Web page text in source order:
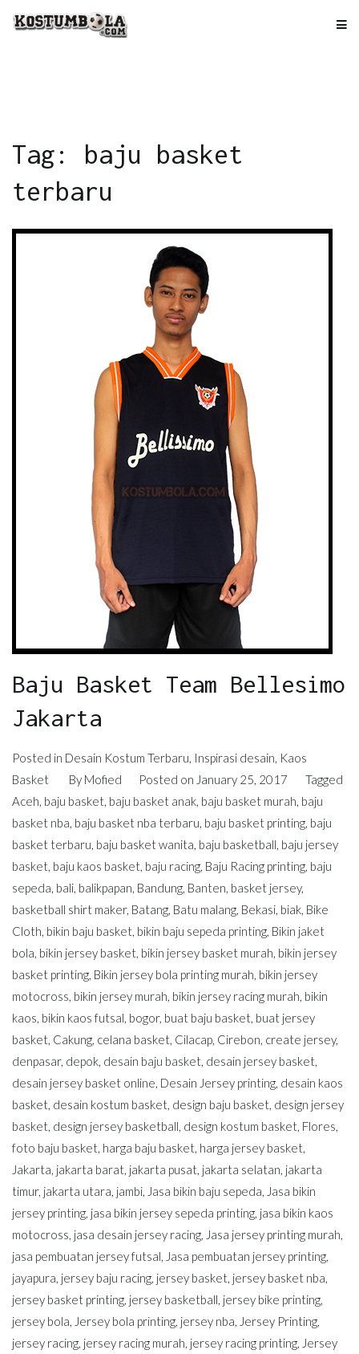
Tag: baju basket
terbaru
Baju Basket Team Bellesimo
Jakarta
Posted in Desain Kostum Terbaru, Inspirasi desain, Kaos
Basket
By Mofied Posted on January 25, 2017
Tagged
Aceh, baju basket, baju basket anak, baju basket murah, baju
basket nba, baju basket nba terbaru, baju basket printing, baju
basket terbaru, baju basket wanita, baju basketball, baju jersey
basket, baju kaos basket, baju racing, Baju Racing printing, baju
sepeda, bali, balikpapan, Bandung, Banten, basket jersey,
basketball shirt maker, Batang, Batu malang, Bekasi, biak, Bike
Cloth, bikin baju basket, bikin baju sepeda printing, Bikin jaket
bola, bikin jersey basket, bikin jersey basket murah, bikin jersey
basket printing, Bikin jersey bola printing murah, bikin jersey
motocross, bikin jersey murah, bikin jersey racing murah, bikin
kaos, bikin kaos futsal, bogor, buat baju basket, buat jersey
basket, Cakung, celana basket, Cilacap, Cirebon, create jersey,
denpasar, depok, desain baju basket, desain jersey basket,
desain jersey basket online, Desain Jersey printing, desain kaos
basket, desain kostum basket, design baju basket, design jersey
basket, design jersey basketball, design kostum basket, Flores,
foto baju basket, harga baju basket, harga jersey basket,
Jakarta, jakarta barat, jakarta pusat, jakarta selatan, jakarta
timur, jakarta utara, jambi, Jasa bikin baju sepeda, Jasa bikin
jersey printing, jasa bikin jersey sepeda printing, jasa bikin kaos
motocross, jasa desain jersey racing, Jasa jersey printing murah,
jasa pembuatan jersey futsal, Jasa pembuatan jersey printing,
jayapura, jersey baju racing, jersey basket, jersey basket nba,
jersey basket printing, jersey basketball, jersey bike printing,
jersey bola, Jersey bola printing, jersey nba, Jersey Printing,
jersey racing, jersey racing murah, jersey racing printing, Jersey